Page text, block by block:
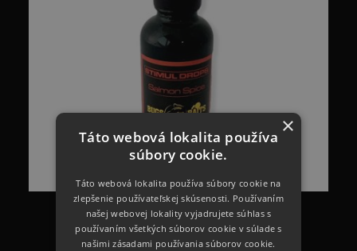
×
Táto webová lokalita používa
súbory cookie.
Táto webová lokalita používa súbory cookie na
zlepšenie používateľskej skúsenosti. Používaním
našej webovej lokality vyjadrujete súhlas s
používaním všetkých súborov cookie v súlade s
našimi zásadami používania súborov cookie.